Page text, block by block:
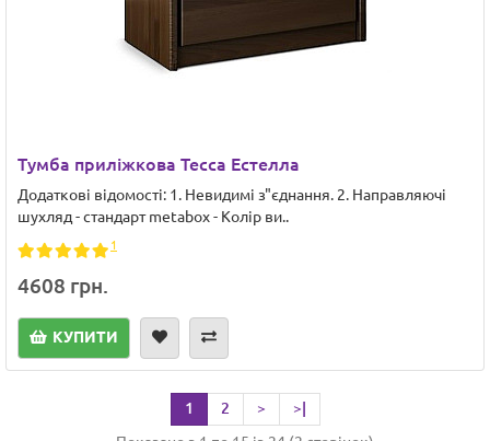
Тумба приліжкова Тесса Естелла
Додаткові відомості: 1. Невидимі з"єднання. 2. Направляючі
шухляд - стандарт metabox - Колір ви..
1
4608 грн.
КУПИТИ
1 2 >
>|